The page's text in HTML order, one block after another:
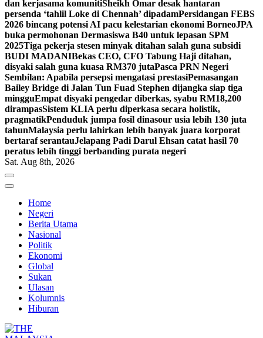
dan kerjasama komunitiSheikh Omar desak hantaran
persenda ‘tahlil Loke di Chennah’ dipadamPersidangan FEBS
2026 bincang potensi AI pacu kelestarian ekonomi BorneoJPA
buka permohonan Dermasiswa B40 untuk lepasan SPM
2025Tiga pekerja stesen minyak ditahan salah guna subsidi
BUDI MADANIBekas CEO, CFO Tabung Haji ditahan,
disyaki salah guna kuasa RM370 jutaPasca PRN Negeri
Sembilan: Apabila persepsi mengatasi prestasiPemasangan
Bailey Bridge di Jalan Tun Fuad Stephen dijangka siap tiga
mingguEmpat disyaki pengedar diberkas, syabu RM18,200
dirampasSistem KLIA perlu diperkasa secara holistik,
pragmatikPenduduk jumpa fosil dinasour usia lebih 130 juta
tahunMalaysia perlu lahirkan lebih banyak juara korporat
bertaraf serantauJelapang Padi Darul Ehsan catat hasil 70
peratus lebih tinggi berbanding purata negeri
Sat. Aug 8th, 2026
Home
Negeri
Berita Utama
Nasional
Politik
Ekonomi
Global
Sukan
Ulasan
Kolumnis
Hiburan